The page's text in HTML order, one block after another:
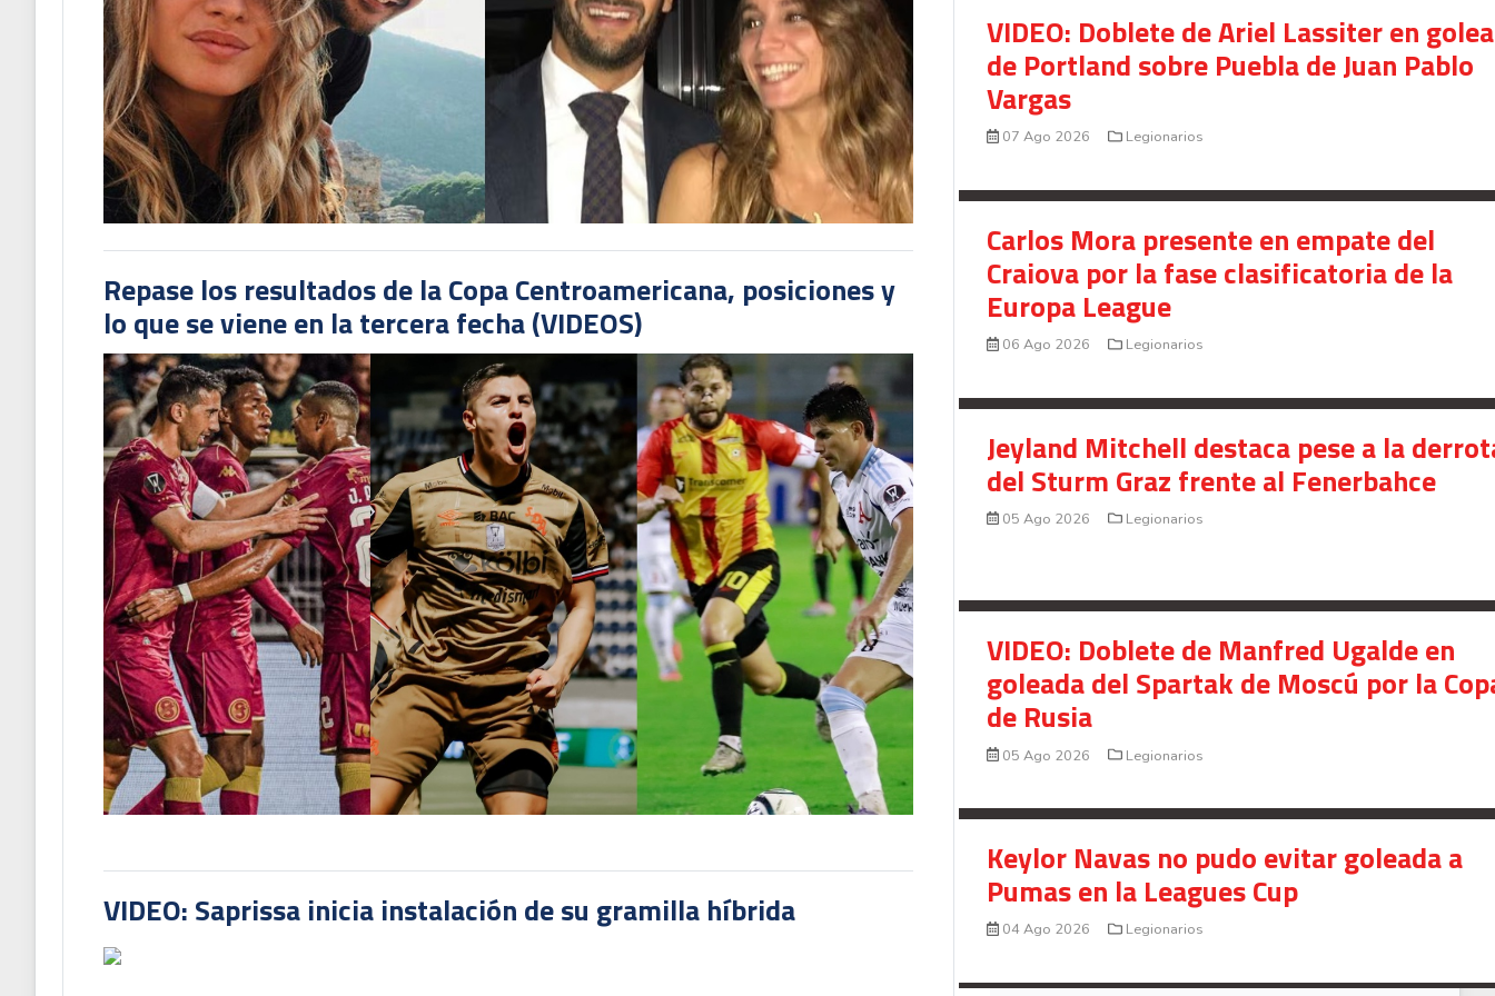
presunto fraude en bienes gananciales
Your Add Here !!
Señal en vivo:
Radio Actual
107.1 FM
Repase los resultados de la Copa Centroamericana, posiciones y
lo que se viene en la tercera fecha (VIDEOS)
VIDEO: Saprissa inicia instalación de su gramilla híbrida
VIDEO: Doblete de Ariel Lassiter en
de Portland sobre Puebla de Juan Pablo
Vargas
07 Ago 2026 Legionarios
Carlos Mora presente en empate del
Craiova por la fase clasificatoria de la
Europa League
06 Ago 2026 Legionarios
Jeyland Mitchell destaca pese a la
del Sturm Graz frente al Fenerbahce
05 Ago 2026 Legionarios
VIDEO: Doblete de Manfred Ugalde en
goleada del Spartak de Moscú por la
de Rusia
05 Ago 2026 Legionarios
Keylor Navas no pudo evitar goleada a
Pumas en la Leagues Cup
04 Ago 2026 Legionarios